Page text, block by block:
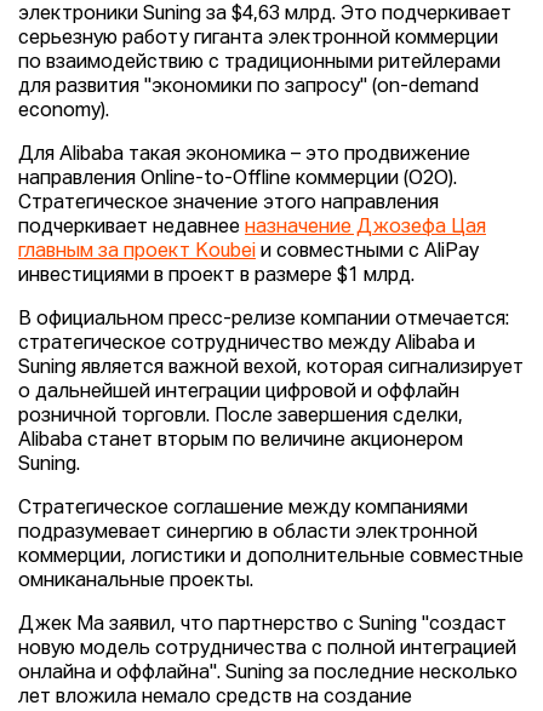
электроники Suning за $4,63 млрд. Это подчеркивает
серьезную работу гиганта электронной коммерции
по взаимодействию с традиционными ритейлерами
для развития "экономики по запросу" (on-demand
economy).
Для Alibaba такая экономика – это продвижение
направления Online-to-Offline коммерции (O2O).
Стратегическое значение этого направления
подчеркивает недавнее назначение Джозефа Цая
главным за проект Koubei и совместными с AliPay
инвестициями в проект в размере $1 млрд.
В официальном пресс-релизе компании отмечается:
стратегическое сотрудничество между Alibaba и
Suning является важной вехой, которая сигнализирует
о дальнейшей интеграции цифровой и оффлайн
розничной торговли. После завершения сделки,
Alibaba станет вторым по величине акционером
Suning.
Стратегическое соглашение между компаниями
подразумевает синергию в области электронной
коммерции, логистики и дополнительные совместные
омниканальные проекты.
Джек Ма заявил, что партнерство с Suning "создаст
новую модель сотрудничества с полной интеграцией
онлайна и оффлайна". Suning за последние несколько
лет вложила немало средств на создание